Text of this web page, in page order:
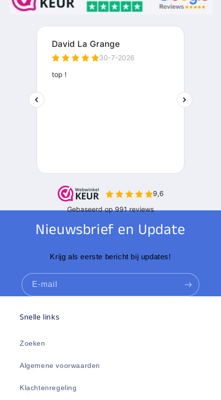
Nieuwsbrief en Update
Krijg als eerste bericht bij updates!
E‑mail
Snelle links
Zoeken
Algemene voorwaarden
Klachtenregeling